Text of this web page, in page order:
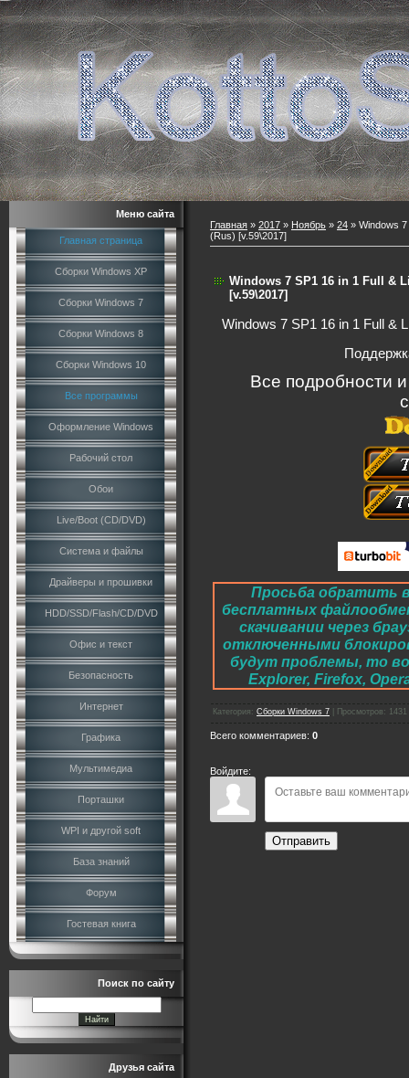
Меню сайта
Главная страница
Сборки Windows XP
Сборки Windows 7
Сборки Windows 8
Сборки Windows 10
Все программы
Оформление Windows
Рабочий стол
Обои
Live/Boot (CD/DVD)
Система и файлы
Драйверы и прошивки
HDD/SSD/Flash/CD/DVD
Офис и текст
Безопасность
Интернет
Графика
Мультимедиа
Порташки
WPI и другой soft
База знаний
Форум
Гостевая книга
Поиск по сайту
Друзья сайта
Главная » 2017 » Ноябрь » 24 » Windows
(Rus) [v.59\2017]
Windows 7 SP1 16 in 1 Full &
[v.59\2017]
Windows 7 SP1 16 in 1 Full &
Все подробности
Просьба обратить
бесплатных
скачивании через
отключенными
будут проблемы, то
Explorer, Firefox,
Категория : Сборки Windows 7 Просмотров : 1431
Всего комментариев: 0
Войдите:
Отправить